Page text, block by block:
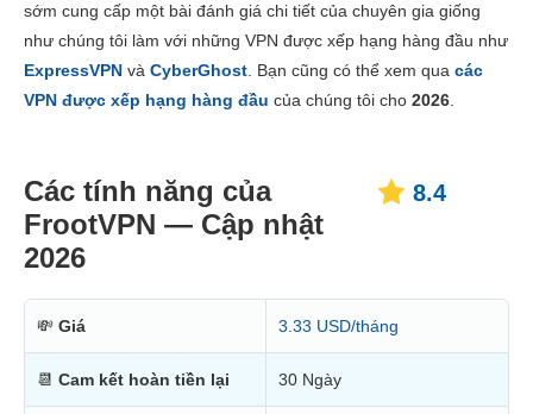
Độ tin cậy và Hỗ trợ 8.3
sớm cung cấp một bài đánh giá chi tiết của chuyên gia giống
như chúng tôi làm với những VPN được xếp hạng hàng đầu như
ExpressVPN và CyberGhost. Bạn cũng có thể xem qua các
VPN được xếp hạng hàng đầu của chúng tôi cho 2026.
Các tính năng của
FrootVPN — Cập nhật
2026
8.4
💸 Giá 3.33 USD/tháng
📆 Cam kết hoàn tiền lại 30 Ngày